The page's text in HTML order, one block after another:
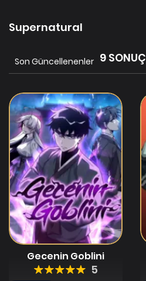
Supernatural
9 SONUÇ
Son Güncellenenler
Gecenin Goblini
5